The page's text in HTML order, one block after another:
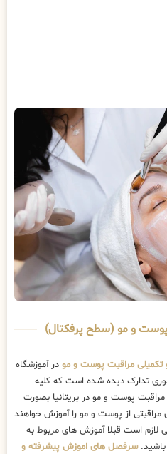
پوست و مو (سطح پرفکتال)
تکمیلی مراقبت پوست و مو در آموزشگاه
تدارک دیده شده است که کلیه
پوست و مو در بریتانیا بصورت
مراقبتی از پوست و مو را آموزش خواهند
لازم است قبلا آموزش های مربوط به
سرفصل های اموزش پیشرفته و